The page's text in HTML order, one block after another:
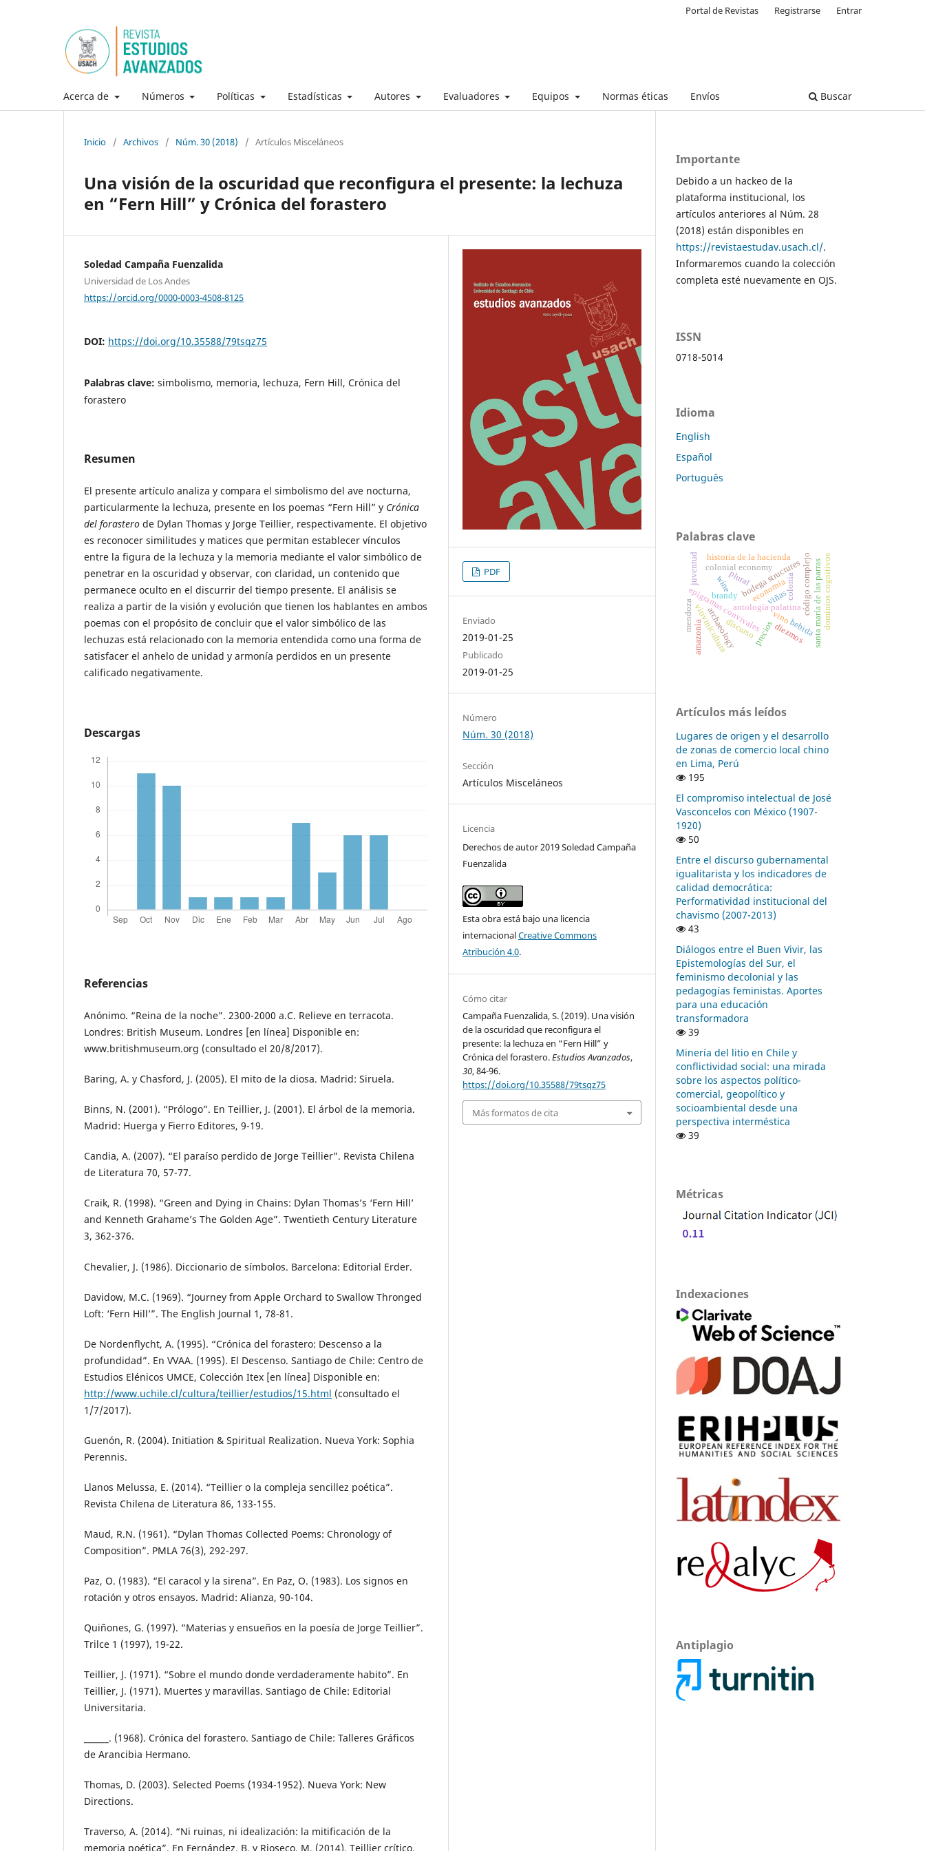
Acerca de Números Políticas Estadísticas Autores Evaluadores Equipos Normas éticas Envíos Buscar
Portal de Revistas Registrarse Entrar
Inicio / Archivos / Núm. 30 (2018) / Artículos Misceláneos
Una visión de la oscuridad que reconfigura el presente: la lechuza
en “Fern Hill” y Crónica del forastero
Soledad Campaña Fuenzalida
Universidad de Los Andes
https://orcid.org/0000-0003-4508-8125
DOI: https://doi.org/10.35588/79tsqz75
Palabras clave: simbolismo, memoria, lechuza, Fern Hill, Crónica del
forastero
Resumen
El presente artículo analiza y compara el simbolismo del ave nocturna,
particularmente la lechuza, presente en los poemas “Fern Hill” y Crónica
del forastero de Dylan Thomas y Jorge Teillier, respectivamente. El objetivo
es reconocer similitudes y matices que permitan establecer vínculos
entre la figura de la lechuza y la memoria mediante el valor simbólico de
penetrar en la oscuridad y observar, con claridad, un contenido que
permanece oculto en el discurrir del tiempo presente. El análisis se
realiza a partir de la visión y evolución que tienen los hablantes en ambos
poemas con el propósito de concluir que el valor simbólico de las
lechuzas está relacionado con la memoria entendida como una forma de
satisfacer el anhelo de unidad y armonía perdidos en un presente
calificado negativamente.
Descargas
Referencias
Anónimo. “Reina de la noche”. 2300-2000 a.C. Relieve en terracota.
Londres: British Museum. Londres [en línea] Disponible en:
www.britishmuseum.org (consultado el 20/8/2017).
Baring, A. y Chasford, J. (2005). El mito de la diosa. Madrid: Siruela.
Binns, N. (2001). “Prólogo”. En Teillier, J. (2001). El árbol de la memoria.
Madrid: Huerga y Fierro Editores, 9-19.
Candia, A. (2007). “El paraíso perdido de Jorge Teillier”. Revista Chilena
de Literatura 70, 57-77.
Craik, R. (1998). “Green and Dying in Chains: Dylan Thomas’s ‘Fern Hill’
and Kenneth Grahame’s The Golden Age”. Twentieth Century Literature
3, 362-376.
Chevalier, J. (1986). Diccionario de símbolos. Barcelona: Editorial Erder.
Davidow, M.C. (1969). “Journey from Apple Orchard to Swallow Thronged
Loft: ‘Fern Hill’”. The English Journal 1, 78-81.
De Nordenflycht, A. (1995). “Crónica del forastero: Descenso a la
profundidad”. En VVAA. (1995). El Descenso. Santiago de Chile: Centro de
Estudios Elénicos UMCE, Colección Itex [en línea] Disponible en:
http://www.uchile.cl/cultura/teillier/estudios/15.html (consultado el
1/7/2017).
Guenón, R. (2004). Initiation & Spiritual Realization. Nueva York: Sophia
Perennis.
Llanos Melussa, E. (2014). “Teillier o la compleja sencillez poética”.
Revista Chilena de Literatura 86, 133-155.
Maud, R.N. (1961). “Dylan Thomas Collected Poems: Chronology of
Composition”. PMLA 76(3), 292-297.
Paz, O. (1983). “El caracol y la sirena”. En Paz, O. (1983). Los signos en
rotación y otros ensayos. Madrid: Alianza, 90-104.
Quiñones, G. (1997). “Materias y ensueños en la poesía de Jorge Teillier”.
Trilce 1 (1997), 19-22.
Teillier, J. (1971). “Sobre el mundo donde verdaderamente habito”. En
Teillier, J. (1971). Muertes y maravillas. Santiago de Chile: Editorial
Universitaria.
______. (1968). Crónica del forastero. Santiago de Chile: Talleres Gráficos
de Arancibia Hermano.
Thomas, D. (2003). Selected Poems (1934-1952). Nueva York: New
Directions.
Traverso, A. (2014). “Ni ruinas, ni idealización: la mitificación de la
memoria poética”. En Fernández, B. y Rioseco, M. (2014). Teillier crítico.
PDF
Enviado
2019-01-25
Publicado
2019-01-25
Número
Núm. 30 (2018)
Sección
Artículos Misceláneos
Licencia
Derechos de autor 2019 Soledad Campaña
Fuenzalida
Esta obra está bajo una licencia
internacionalCreative Commons
Atribución 4.0.
Cómo citar
Campaña Fuenzalida, S. (2019). Una visión
de la oscuridad que reconfigura el
presente: la lechuza en “Fern Hill” y
Crónica del forastero.Estudios Avanzados,
30, 84-96.
https://doi.org/10.35588/79tsqz75
Más formatos de cita
Importante
Debido a un hackeo de la
plataforma institucional, los
artículos anteriores al Núm. 28
(2018) están disponibles en
https://revistaestudav.usach.cl/.
Informaremos cuando la colección
completa esté nuevamente en OJS.
ISSN
0718-5014
Idioma
English
Español
Português
Palabras clave
epigramas convivalesantología palatina
vino
código complejo
plural
wine
brandy bodega structures
colonial economy
archaeology
colonia
precios
economía
historia de la hacienda
santa maría de las parras
vitivinicultura diezmos
mendoza
viñas
discurso dominios cognitivos
bebida
juventud
amazonía
Artículos más leídos
Lugares de origen y el desarrollo
de zonas de comercio local chino
en Lima, Perú
195
El compromiso intelectual de José
Vasconcelos con México (1907-
1920)
50
Entre el discurso gubernamental
igualitarista y los indicadores de
calidad democrática:
Performatividad institucional del
chavismo (2007-2013)
43
Diálogos entre el Buen Vivir, las
Epistemologías del Sur, el
feminismo decolonial y las
pedagogías feministas. Aportes
para una educación
transformadora
39
Minería del litio en Chile y
conflictividad social: una mirada
sobre los aspectos político-
comercial, geopolítico y
socioambiental desde una
perspectiva interméstica
39
Métricas
Indexaciones
Antiplagio